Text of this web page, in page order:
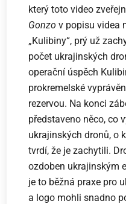
který toto video
Gonzo v popisu videa
„Kulibiny“, prý už
počet ukrajinských
operační úspěch
prokremelské
rezervou. Na konci
představeno něco, co
ukrajinských dronů, o
tvrdí, že je zachytili.
ozdoben ukrajinským
je to běžná praxe pro
a logo mohli snadno